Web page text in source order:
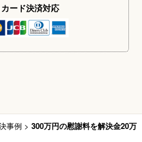
ード決済対応
事例 > 300万円の慰謝料を解決金20万